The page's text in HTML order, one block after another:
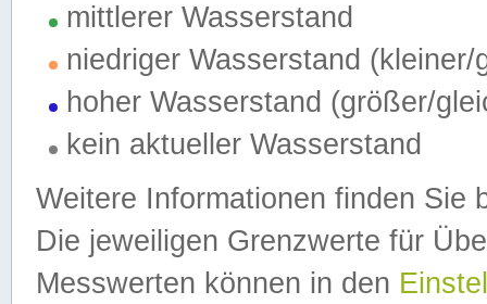
mittlerer Wasserstand
niedriger Wasserstand (kleiner/
hoher Wasserstand (größer/
kein aktueller Wasserstand
Weitere Informationen finden Sie
Die jeweiligen Grenzwerte für
Messwerten können in den